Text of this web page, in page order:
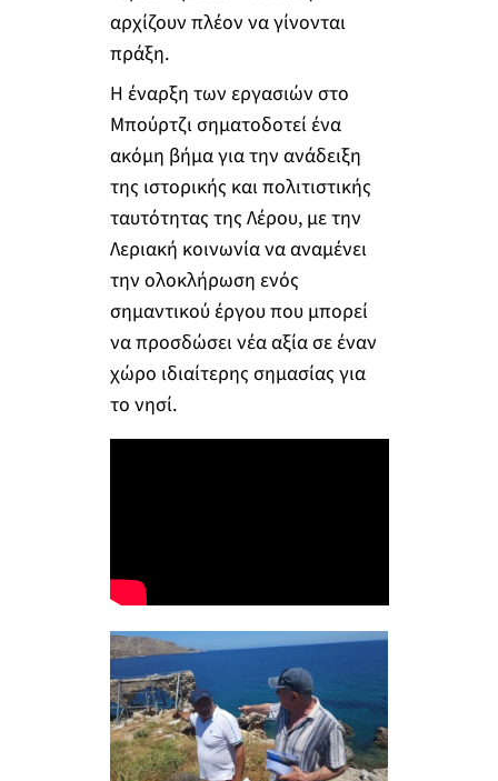
αρχίζουν πλέον να γίνονται
πράξη.
Η έναρξη των εργασιών στο
Μπούρτζι σηματοδοτεί ένα
ακόμη βήμα για την ανάδειξη
της ιστορικής και πολιτιστικής
ταυτότητας της Λέρου, με την
Λεριακή κοινωνία να αναμένει
την ολοκλήρωση ενός
σημαντικού έργου που μπορεί
να προσδώσει νέα αξία σε έναν
χώρο ιδιαίτερης σημασίας για
το νησί.